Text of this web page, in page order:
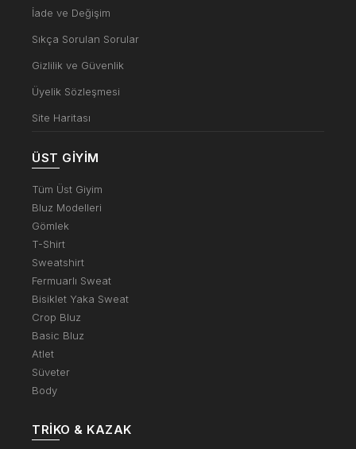
İade ve Değişim
Sıkça Sorulan Sorular
Gizlilik ve Güvenlik
Üyelik Sözleşmesi
Site Haritası
ÜST GIYIM
Tüm Üst Giyim
Bluz Modelleri
Gömlek
T-Shirt
Sweatshirt
Fermuarlı Sweat
Bisiklet Yaka Sweat
Crop Bluz
Basic Bluz
Atlet
Süveter
Body
TRIKO & KAZAK